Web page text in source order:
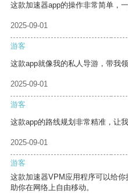
这款加速器app的操作非常简单，
2025-09-01
游客
这款app就像我的私人导游，带我
2025-09-01
游客
这款app的路线规划非常精准，让
2025-09-01
游客
这款加速器VPM应用程序可以给
助你在网络上自由移动。